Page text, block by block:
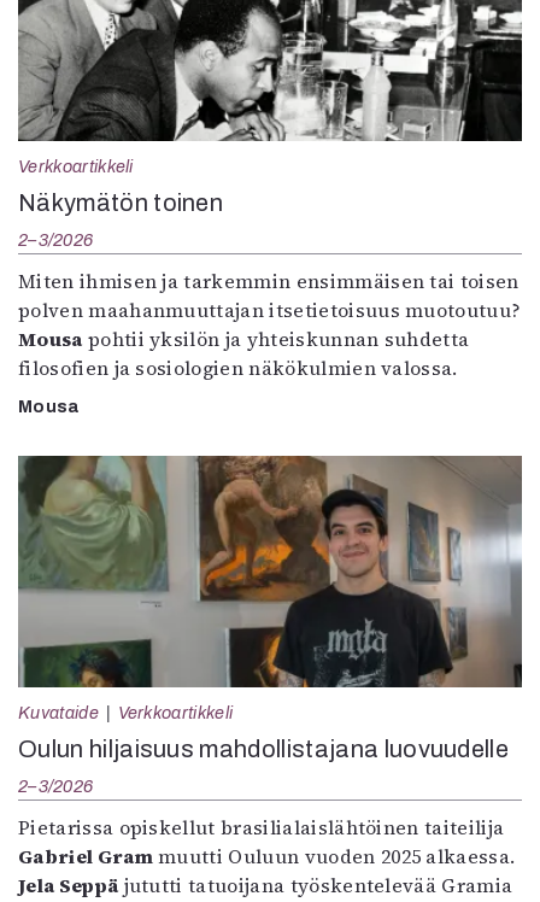
Verkkoartikkeli
Näkymätön toinen
2–3/2026
Miten ihmisen ja tarkemmin ensimmäisen tai toisen
polven maahanmuuttajan itsetietoisuus muotoutuu?
Mousa pohtii yksilön ja yhteiskunnan suhdetta
filosofien ja sosiologien näkökulmien valossa.
Mousa
Kuvataide Verkkoartikkeli
Oulun hiljaisuus mahdollistajana luovuudelle
2–3/2026
Pietarissa opiskellut brasilialaislähtöinen taiteilija
Gabriel Grammuutti Ouluun vuoden 2025 alkaessa.
Jela Seppä jututti tatuoijana työskentelevää Gramia